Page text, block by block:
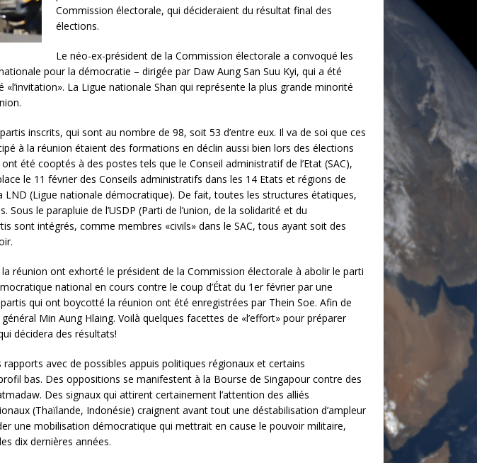
Commission électorale, qui décideraient du résultat final des
élections.
Le néo-ex-président de la Commission électorale a convoqué les
pour la démocratie – dirigée par Daw Aung San Suu Kyi, qui a été
La Ligue nationale Shan qui représente la plus grande minorité
inscrits, qui sont au nombre de 98, soit 53 d’entre eux. Il va de soi que ces
à la réunion étaient des formations en déclin aussi bien lors des élections
été cooptés à des postes tels que le Conseil administratif de l’Etat (SAC),
le 11 février des Conseils administratifs dans les 14 Etats et régions de
(Ligue nationale démocratique). De fait, toutes les structures étatiques,
le parapluie de l’USDP (Parti de l’union, de la solidarité et du
sont intégrés, comme membres «civils» dans le SAC, tous ayant soit des
réunion ont exhorté le président de la Commission électorale à abolir le parti
national en cours contre le coup d’État du 1er février par une
qui ont boycotté la réunion ont été enregistrées par Thein Soe. Afin de
Min Aung Hlaing. Voilà quelques facettes de «l’effort» pour préparer
décidera des résultats!
avec de possibles appuis politiques régionaux et certains
bas. Des oppositions se manifestent à la Bourse de Singapour contre des
Des signaux qui attirent certainement l’attention des alliés
(Thaïlande, Indonésie) craignent avant tout une déstabilisation d’ampleur
une mobilisation démocratique qui mettrait en cause le pouvoir militaire,
dix dernières années.